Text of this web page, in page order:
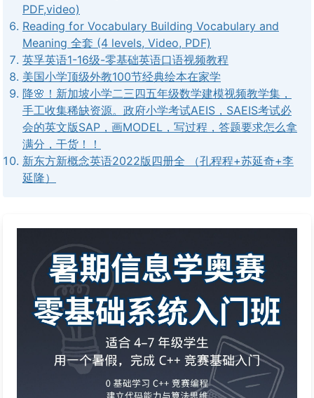
PDF,video)
Reading for Vocabulary Building Vocabulary and
Meaning 全套 (4 levels, Video, PDF)
英孚英语1-16级-零基础英语口语视频教程
美国小学顶级外教100节经典绘本在家学
降🌸！新加坡小学二三四五年级数学建模视频教学集，
手工收集稀缺资源。政府小学考试AEIS，SAEIS考试必
会的英文版SAP，画MODEL，写过程，答题要求怎么拿
满分，干货！！
新东方新概念英语2022版四册全 （孔程程+苏延奇+李
延隆）